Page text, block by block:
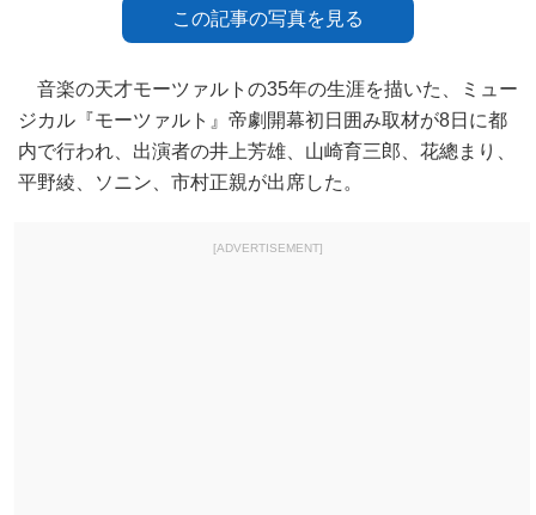
この記事の写真を見る
音楽の天才モーツァルトの35年の生涯を描いた、ミュー
ジカル『モーツァルト』帝劇開幕初日囲み取材が8日に都
内で行われ、出演者の井上芳雄、山崎育三郎、花總まり、
平野綾、ソニン、市村正親が出席した。
[ADVERTISEMENT]